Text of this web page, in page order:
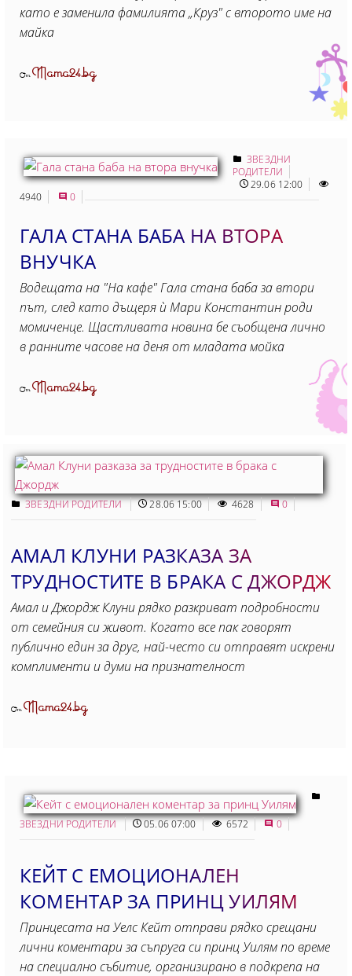
като е заменила фамилията „Круз" с второто име на
майка
ОтMama24.bg
ЗВЕЗДНИ
РОДИТЕЛИ
29.06 12:00
4940
0
ГАЛА СТАНА БАБА НА ВТОРА
ВНУЧКА
Водещата на "На кафе" Гала стана баба за втори
път, след като дъщеря ѝ Мари Константин роди
момиченце. Щастливата новина бе съобщена лично
в ранните часове на деня от младата мойка
ОтMama24.bg
ЗВЕЗДНИ РОДИТЕЛИ 28.06 15:00 4628 0
АМАЛ КЛУНИ РАЗКАЗА ЗА
ТРУДНОСТИТЕ В БРАКА С ДЖОРДЖ
Амал и Джордж Клуни рядко разкриват подробности
от семейния си живот. Когато все пак говорят
публично един за друг, най-често си отправят искрени
комплименти и думи на признателност
ОтMama24.bg
ЗВЕЗДНИ РОДИТЕЛИ 05.06 07:00 6572 0
КЕЙТ С ЕМОЦИОНАЛЕН
КОМЕНТАР ЗА ПРИНЦ УИЛЯМ
Принцесата на Уелс Кейт отправи рядко срещани
лични коментари за съпруга си принц Уилям по време
на специално събитие, организирано в подкрепа на